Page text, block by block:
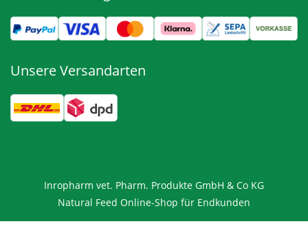
Unsere Versandarten
Inropharm vet. Pharm. Produkte GmbH & Co KG
Natural Feed Online-Shop für Endkunden